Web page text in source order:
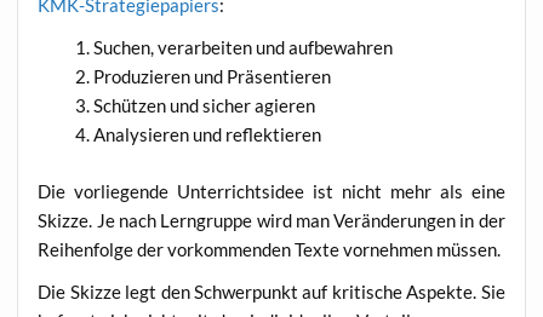
KMK-Stra­te­gie­pa­piers:
Suchen, ver­ar­bei­ten und aufbewahren
Pro­du­zie­ren und Präsentieren
Schüt­zen und sicher agieren
Ana­ly­sie­ren und reflektieren
Die vor­lie­gen­de Unter­richts­idee ist nicht mehr als eine
Skiz­ze. Je nach Lern­grup­pe wird man Ver­än­de­run­gen in der
Rei­hen­fol­ge der vor­kom­men­den Tex­te vor­neh­men müssen.
Die Skiz­ze legt den Schwer­punkt auf kri­ti­sche Aspek­te. Sie